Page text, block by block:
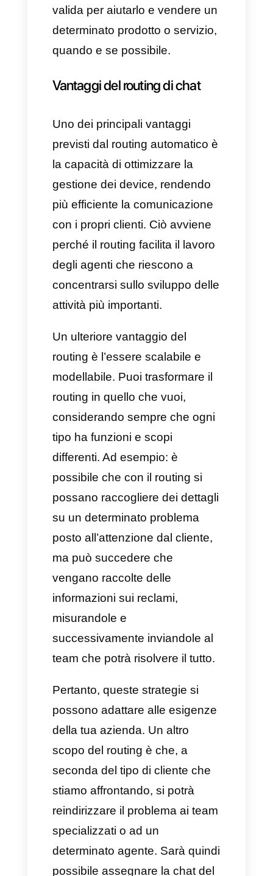
chat
elemento estremamente
tuttavia, è utile e deve essere
implementato per migliorare il
lavoro degli agenti,
dell’assistenza clienti e del
personale di vendita.
Nonostante il routing non sia
fondamentale per le interazioni
notevolmente la velocità del
servizio e i tempi di risposta,
poiché l’agente dedito al
routing, prima di avviare una
conversazione in chat, dovrà
raccogliere le informazioni dei
clienti per poi inviarle al
consulente, permettendo un
risparmio di tempo e una
riduzione delle interazioni inutili
con un cliente.
L’agente in questione sarà in
grado di arrivare al punto,
senza perdere tempo, sapendo
perfettamente di cosa avrà
bisogno il potenziale cliente,
poiché verrà contattato, in
grado di creare una strategia
valida per aiutarlo e vendere un
determinato prodotto o servizio,
quando e se possibile.